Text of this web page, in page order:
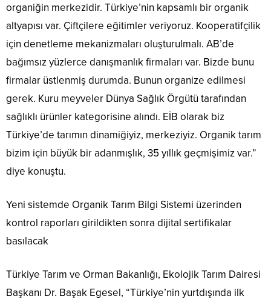
organiğin merkezidir. Türkiye’nin kapsamlı bir organik
altyapısı var. Çiftçilere eğitimler veriyoruz. Kooperatifçilik
için denetleme mekanizmaları oluşturulmalı. AB’de
bağımsız yüzlerce danışmanlık firmaları var. Bizde bunu
firmalar üstlenmiş durumda. Bunun organize edilmesi
gerek. Kuru meyveler Dünya Sağlık Örgütü tarafından
sağlıklı ürünler kategorisine alındı. EİB olarak biz
Türkiye’de tarımın dinamiğiyiz, merkeziyiz. Organik tarım
bizim için büyük bir adanmışlık, 35 yıllık geçmişimiz var.”
diye konuştu.
Yeni sistemde Organik Tarım Bilgi Sistemi üzerinden
kontrol raporları girildikten sonra dijital sertifikalar
basılacak
Türkiye Tarım ve Orman Bakanlığı, Ekolojik Tarım Dairesi
Başkanı Dr. Başak Egesel, “Türkiye’nin yurtdışında ilk